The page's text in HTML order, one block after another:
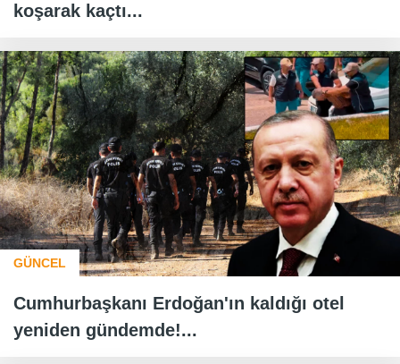
koşarak kaçtı...
GÜNCEL
Cumhurbaşkanı Erdoğan'ın kaldığı otel
yeniden gündemde!...